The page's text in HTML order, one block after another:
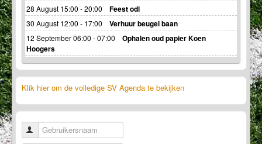
28 August 15:00 - 20:00 Feest odl
30 August 12:00 - 17:00 Verhuur beugel baan
12 September 06:00 - 07:00
Ophalen oud papier Koen
Hoogers
Klik hier om de volledige SV Agenda te bekijken
Gebruikersnaam